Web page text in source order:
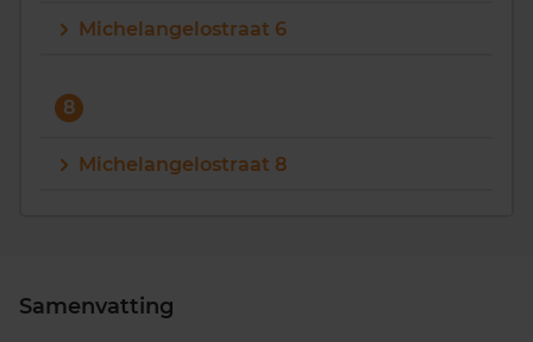
Michelangelostraat 6
8
Michelangelostraat 8
Samenvatting